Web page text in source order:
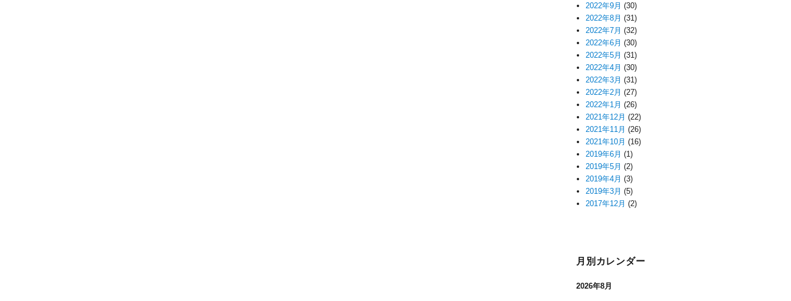
2022年9月 (30)
2022年8月 (31)
2022年7月 (32)
2022年6月 (30)
2022年5月 (31)
2022年4月 (30)
2022年3月 (31)
2022年2月 (27)
2022年1月 (26)
2021年12月 (22)
2021年11月 (26)
2021年10月 (16)
2019年6月 (1)
2019年5月 (2)
2019年4月 (3)
2019年3月 (5)
2017年12月 (2)
月別カレンダー
2026年8月